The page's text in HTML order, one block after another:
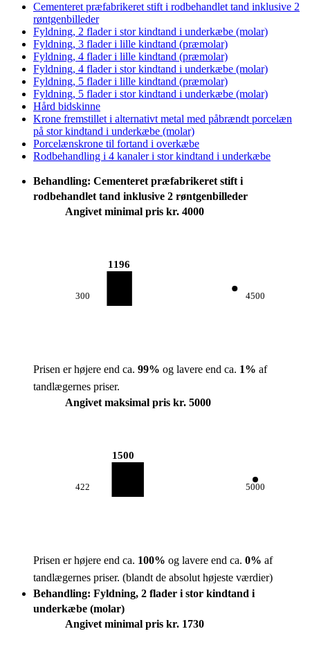
Cementeret præfabrikeret stift i rodbehandlet tand inklusive 2
røntgenbilleder
Fyldning, 2 flader i stor kindtand i underkæbe (molar)
Fyldning, 3 flader i lille kindtand (præmolar)
Fyldning, 4 flader i lille kindtand (præmolar)
Fyldning, 4 flader i stor kindtand i underkæbe (molar)
Fyldning, 5 flader i lille kindtand (præmolar)
Fyldning, 5 flader i stor kindtand i underkæbe (molar)
Hård bidskinne
Krone fremstillet i alternativt metal med påbrændt porcelæn
på stor kindtand i underkæbe (molar)
Porcelænskrone til fortand i overkæbe
Rodbehandling i 4 kanaler i stor kindtand i underkæbe
Behandling: Cementeret præfabrikeret stift i
rodbehandlet tand inklusive 2 røntgenbilleder
Angivet minimal pris kr. 4000
300
1196
4500
Prisen er højere end ca. 99% og lavere end ca. 1% af
tandlægernes priser.
Angivet maksimal pris kr. 5000
422
1500
5000
Prisen er højere end ca. 100% og lavere end ca. 0% af
tandlægernes priser. (blandt de absolut højeste værdier)
Behandling: Fyldning, 2 flader i stor kindtand i
underkæbe (molar)
Angivet minimal pris kr. 1730